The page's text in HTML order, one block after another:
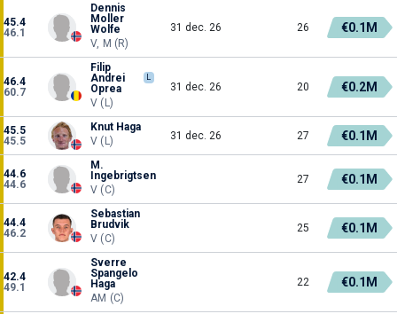
45.4
46.1
Dennis
Moller
Wolfe
V, M (R)
31 dec. 26 26 €0.1M
46.4
60.7
Filip
Andrei
Oprea
L
V (L)
31 dec. 26 20 €0.2M
45.5
45.5
Knut Haga
V (L)
31 dec. 26 27 €0.1M
44.6
44.6
M.
Ingebrigtsen
V (C)
27 €0.1M
44.4
46.2
Sebastian
Brudvik
V (C)
25 €0.1M
42.4
49.1
Sverre
Spangelo
Haga
AM (C)
22 €0.1M